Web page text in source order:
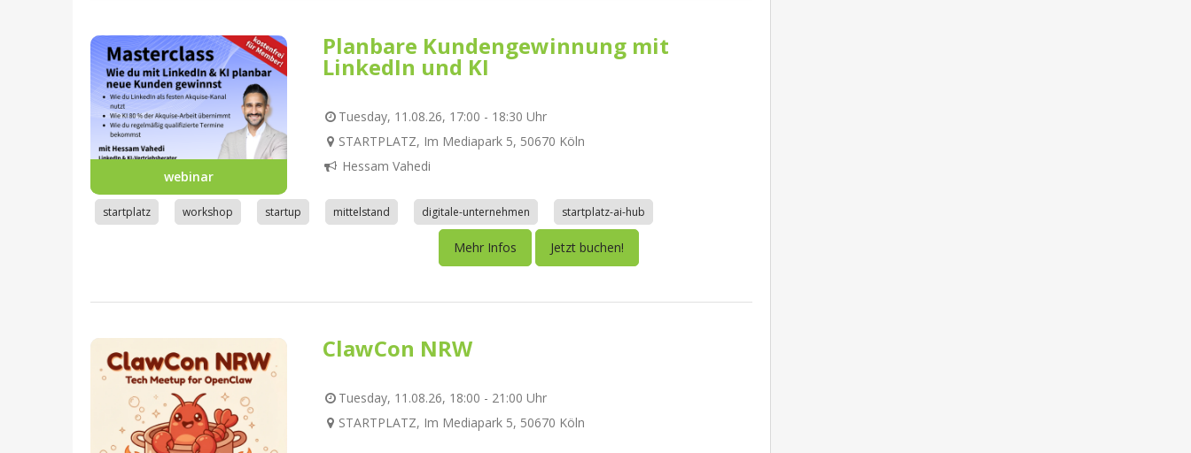
webinar
Planbare Kundengewinnung mit
LinkedIn und KI
Tuesday, 11.08.26, 17:00 - 18:30 Uhr
STARTPLATZ, Im Mediapark 5, 50670 Köln
Hessam Vahedi
startplatz workshop startup mittelstand digitale-unternehmen startplatz-ai-hub
Mehr Infos Jetzt buchen!
ClawCon NRW
Tuesday, 11.08.26, 18:00 - 21:00 Uhr
STARTPLATZ, Im Mediapark 5, 50670 Köln